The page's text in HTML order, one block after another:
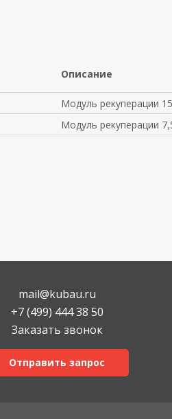
Описание
Модуль рекуперации
Модуль рекуперации
mail@kubau.ru
+7 (499) 444 38 50
Заказать звонок
Отправить запрос